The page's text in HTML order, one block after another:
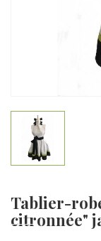
Tablier-
citronnée"